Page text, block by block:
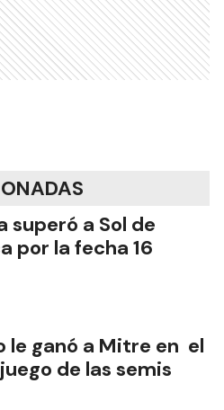
superó a Sol de
por la fecha 16
le ganó a Mitre en el
de las semis